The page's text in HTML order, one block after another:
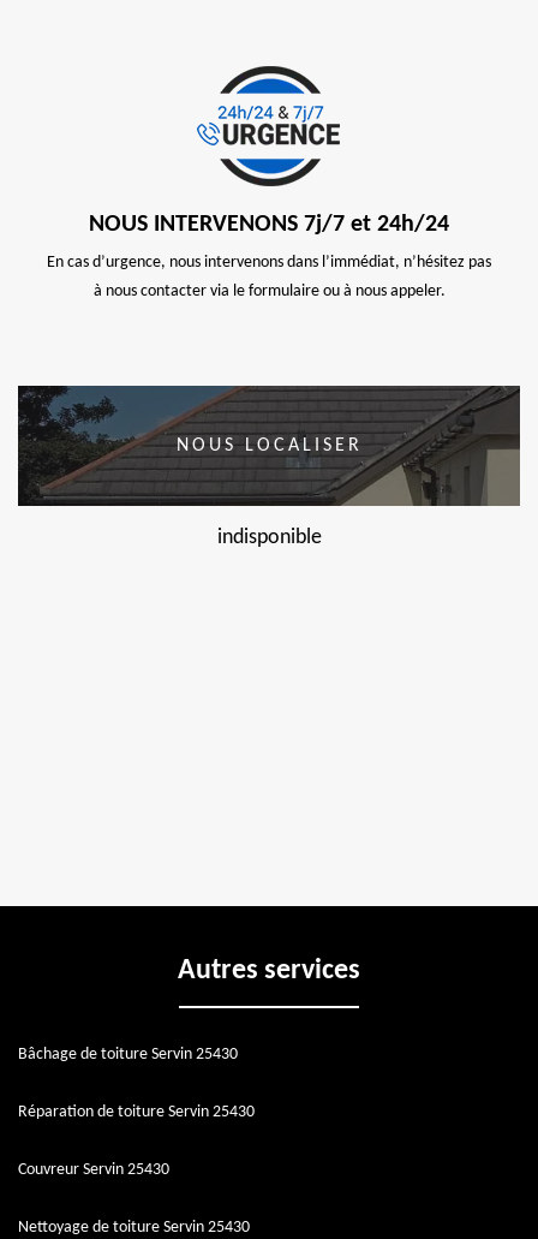
NOUS INTERVENONS 7j/7 et 24h/24
En cas d’urgence, nous intervenons dans l’immédiat, n’hésitez pas
à nous contacter via le formulaire ou à nous appeler.
NOUS LOCALISER
indisponible
Autres services
Bâchage de toiture Servin 25430
Réparation de toiture Servin 25430
Couvreur Servin 25430
Nettoyage de toiture Servin 25430